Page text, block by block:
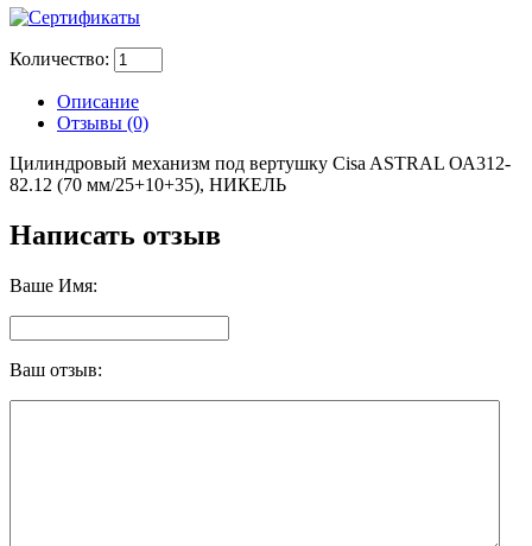
Количество:
Описание
Отзывы (0)
Цилиндровый механизм под вертушку Cisa ASTRAL ОА312-
82.12 (70 мм/25+10+35), НИКЕЛЬ
Написать отзыв
Ваше Имя:
Ваш отзыв: